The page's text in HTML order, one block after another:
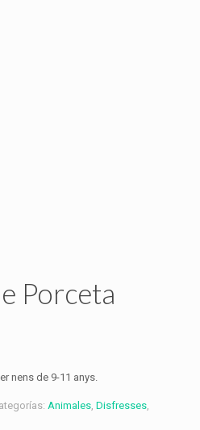
Porceta
nens de 9-11 anys.
Animales, Disfresses,